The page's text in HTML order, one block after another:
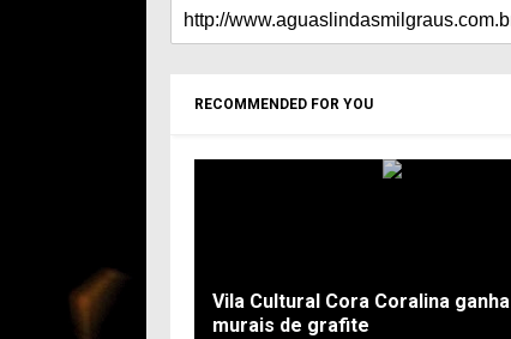
RECOMMENDED FOR YOU
Vila Cultural Cora Coralina ganha
murais de grafite